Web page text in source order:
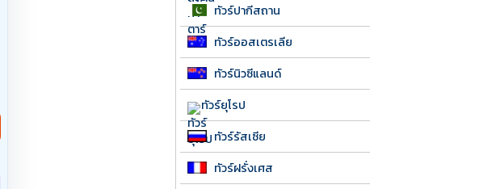
ทัวร์ปากีสถาน
ทัวร์ออสเตรเลีย
ทัวร์นิวซีแลนด์
ทัวร์ยุโรป
ทัวร์รัสเซีย
ทัวร์ฝรั่งเศส